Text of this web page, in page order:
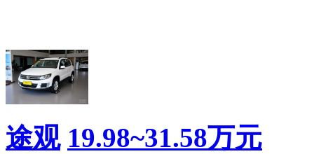
·看了都想买! 神车领衔4款全新重磅SUV将上市
·大众途观优惠2万 店内现车充足
·途观、奇骏等七款全系标配ESP的紧凑型SUV
降价促销
途观 19.98~31.58万元